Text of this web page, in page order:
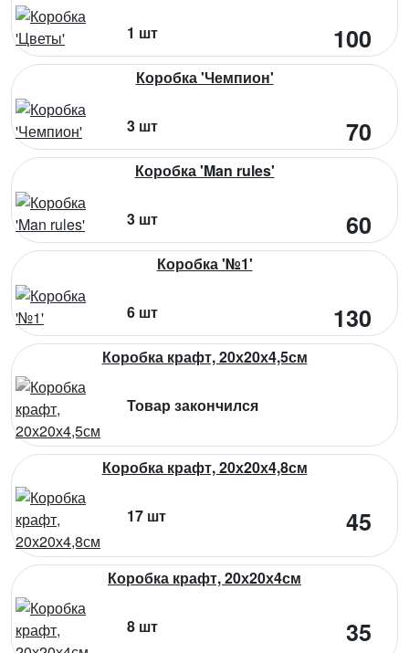
1 шт 100
Коробка 'Чемпион'
3 шт 70
Коробка 'Man rules'
3 шт 60
Коробка '№1'
6 шт 130
Коробка крафт, 20х20х4,5см
Товар закончился
Коробка крафт, 20х20х4,8см
17 шт 45
Коробка крафт, 20х20х4см
8 шт 35